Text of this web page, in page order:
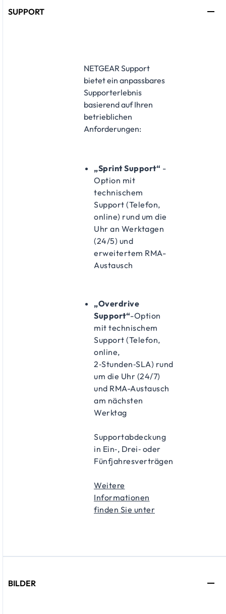
SUPPORT
​NETGEAR Support
bietet ein anpassbares
Supporterlebnis
basierend auf Ihren
betrieblichen
Anforderungen:
„Sprint Support“ -
Option mit
technischem
Support (Telefon,
online) rund um die
Uhr an Werktagen
(24/5) und
erweitertem RMA-
Austausch
„Overdrive
Support“-Option
mit technischem
Support (Telefon,
online,
2‑Stunden‑SLA) rund
um die Uhr (24/7)
und RMA-Austausch
am nächsten
Werktag
Supportabdeckung
in Ein‑, Drei‑ oder
Fünfjahresverträgen
Weitere
Informationen
finden Sie unter
BILDER